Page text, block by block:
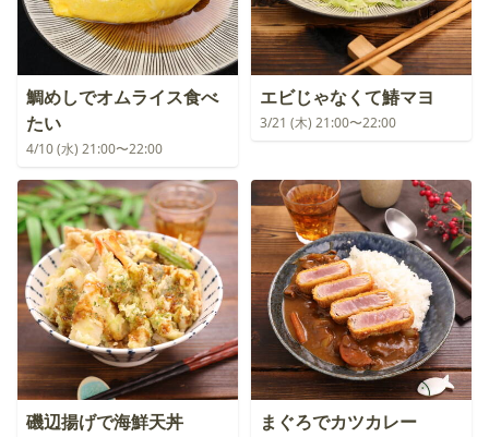
鯛めしでオムライス食べ
たい
4/10 (水) 21:00〜22:00
エビじゃなくて鰆マヨ
3/21 (木) 21:00〜22:00
磯辺揚げで海鮮天丼 まぐろでカツカレー